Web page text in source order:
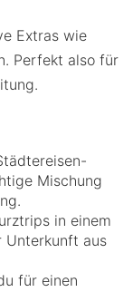
Extras wie
Perfekt also für
Mischung
in einem
Unterkunft aus
für einen